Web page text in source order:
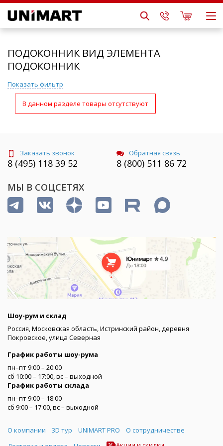
ПОДОКОННИК ВИД ЭЛЕМЕНТА
ПОДОКОННИК
В данном разделе товары отсутствуют
Показать фильтр
Заказать звонок
8 (495) 118 39 52
Обратная связь
8 (800) 511 86 72
МЫ В СОЦСЕТЯХ
Шоу-рум и склад
Россия, Московская область, Истринский район, деревня
Покровское, улица Северная
График работы шоу-рума
пн–пт 9:00 – 20:00
сб 10:00 – 17:00, вс – выходной
График работы склада
пн–пт 9:00 – 18:00
сб 9:00 – 17:00, вс – выходной
Меню
О компании 3D тур UNIMART PRO
О сотрудничестве